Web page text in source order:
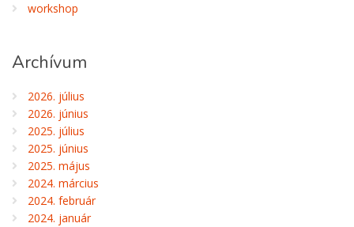
workshop
Archívum
2026. július
2026. június
2025. július
2025. június
2025. május
2024. március
2024. február
2024. január